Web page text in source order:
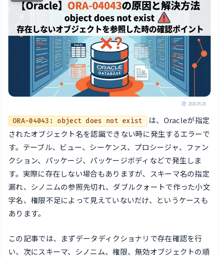
2026.05.20
ORA-04043: object does not exist
は、Oracleが指定
されたオブジェクト名を認識できない時に発生するエラーで
す。テーブル、ビュー、シーケンス、プロシージャ、ファン
クション、パッケージ、パッケージボディなどで発生しま
す。実際に存在しない場合もありますが、スキーマ名の指定
漏れ、シノニムの参照先切れ、ダブルクォートで作った小文
字名、権限不足によって見えていないだけ、というケースも
あります。
この記事では、まずデータディクショナリで存在確認を行
い、次にスキーマ、シノニム、権限、無効オブジェクトの順